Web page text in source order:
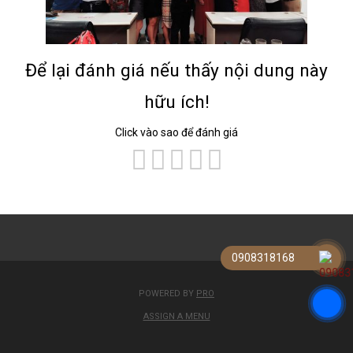
Để lại đánh giá nếu thấy nội dung này
hữu ích!
Click vào sao để đánh giá
POWERED BY PRO
ASSIGN A MENU
0908318168